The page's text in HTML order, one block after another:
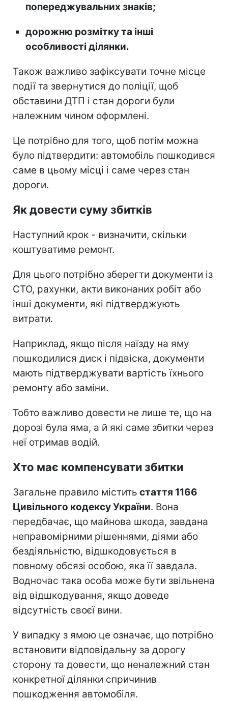
попереджувальних знаків;
дорожню розмітку та інші
особливості ділянки.
Також важливо зафіксувати точне місце
події та звернутися до поліції, щоб
обставини ДТП і стан дороги були
належним чином оформлені.
Це потрібно для того, щоб потім можна
було підтвердити: автомобіль пошкодився
саме в цьому місці і саме через стан
дороги.
Як довести суму збитків
Наступний крок - визначити, скільки
коштуватиме ремонт.
Для цього потрібно зберегти документи із
СТО, рахунки, акти виконаних робіт або
інші документи, які підтверджують
витрати.
Наприклад, якщо після наїзду на яму
пошкодилися диск і підвіска, документи
мають підтверджувати вартість їхнього
ремонту або заміни.
Тобто важливо довести не лише те, що на
дорозі була яма, а й які саме збитки через
неї отримав водій.
Хто має компенсувати збитки
Загальне правило містить стаття 1166
Цивільного кодексу України. Вона
передбачає, що майнова шкода, завдана
неправомірними рішеннями, діями або
бездіяльністю, відшкодовується в
повному обсязі особою, яка її завдала.
Водночас така особа може бути звільнена
від відшкодування, якщо доведе
відсутність своєї вини.
У випадку з ямою це означає, що потрібно
встановити відповідальну за дорогу
сторону та довести, що неналежний стан
конкретної ділянки спричинив
пошкодження автомобіля.